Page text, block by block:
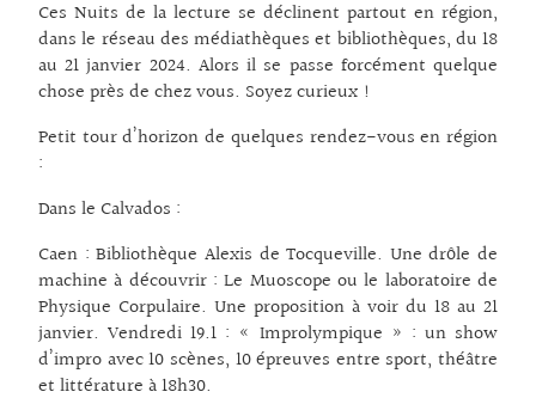
Ces Nuits de la lecture se déclinent partout en région,
dans le réseau des médiathèques et bibliothèques, du 18
au 21 janvier 2024. Alors il se passe forcément quelque
chose près de chez vous. Soyez curieux !
Petit tour d’horizon de quelques rendez-vous en région
:
Dans le Calvados :
Caen : Bibliothèque Alexis de Tocqueville. Une drôle de
machine à découvrir : Le Muoscope ou le laboratoire de
Physique Corpulaire. Une proposition à voir du 18 au 21
janvier. Vendredi 19.1 : « Improlympique » : un show
d’impro avec 10 scènes, 10 épreuves entre sport, théâtre
et littérature à 18h30.